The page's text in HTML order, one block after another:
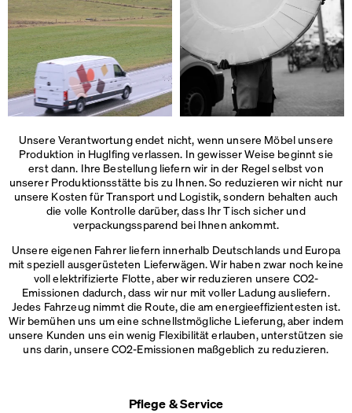
Unsere Verantwortung endet nicht, wenn unsere Möbel unsere
Produktion in Huglfing verlassen. In gewisser Weise beginnt sie
erst dann. Ihre Bestellung liefern wir in der Regel selbst von
unserer Produktionsstätte bis zu Ihnen. So reduzieren wir nicht nur
unsere Kosten für Transport und Logistik, sondern behalten auch
die volle Kontrolle darüber, dass Ihr Tisch sicher und
verpackungssparend bei Ihnen ankommt.
Unsere eigenen Fahrer liefern innerhalb Deutschlands und Europa
mit speziell ausgerüsteten Lieferwägen. Wir haben zwar noch keine
voll elektrifizierte Flotte, aber wir reduzieren unsere CO2-
Emissionen dadurch, dass wir nur mit voller Ladung ausliefern.
Jedes Fahrzeug nimmt die Route, die am energieeffizientesten ist.
Wir bemühen uns um eine schnellstmögliche Lieferung, aber indem
unsere Kunden uns ein wenig Flexibilität erlauben, unterstützen sie
uns darin, unsere CO2-Emissionen maßgeblich zu reduzieren.
Pflege & Service